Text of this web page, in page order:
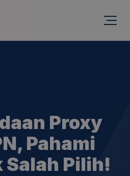
Proxy
Pahami
Salah Pilih!